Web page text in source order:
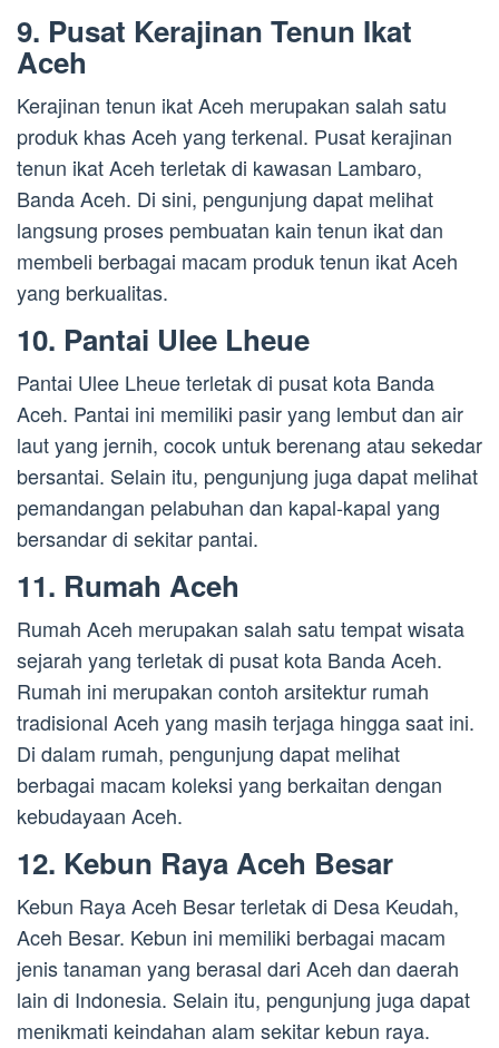
9. Pusat Kerajinan Tenun Ikat
Aceh
Kerajinan tenun ikat Aceh merupakan salah satu
produk khas Aceh yang terkenal. Pusat kerajinan
tenun ikat Aceh terletak di kawasan Lambaro,
Banda Aceh. Di sini, pengunjung dapat melihat
langsung proses pembuatan kain tenun ikat dan
membeli berbagai macam produk tenun ikat Aceh
yang berkualitas.
10. Pantai Ulee Lheue
Pantai Ulee Lheue terletak di pusat kota Banda
Aceh. Pantai ini memiliki pasir yang lembut dan air
laut yang jernih, cocok untuk berenang atau sekedar
bersantai. Selain itu, pengunjung juga dapat melihat
pemandangan pelabuhan dan kapal-kapal yang
bersandar di sekitar pantai.
11. Rumah Aceh
Rumah Aceh merupakan salah satu tempat wisata
sejarah yang terletak di pusat kota Banda Aceh.
Rumah ini merupakan contoh arsitektur rumah
tradisional Aceh yang masih terjaga hingga saat ini.
Di dalam rumah, pengunjung dapat melihat
berbagai macam koleksi yang berkaitan dengan
kebudayaan Aceh.
12. Kebun Raya Aceh Besar
Kebun Raya Aceh Besar terletak di Desa Keudah,
Aceh Besar. Kebun ini memiliki berbagai macam
jenis tanaman yang berasal dari Aceh dan daerah
lain di Indonesia. Selain itu, pengunjung juga dapat
menikmati keindahan alam sekitar kebun raya.